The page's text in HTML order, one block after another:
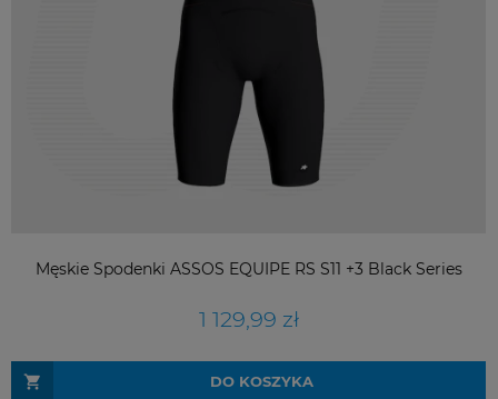
Męskie Spodenki ASSOS EQUIPE RS S11 +3 Black Series
1 129,99 zł
DO KOSZYKA